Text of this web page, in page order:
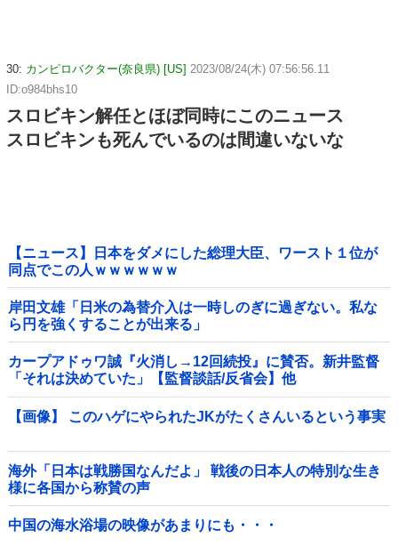
30: カンピロバクター(奈良県) [US] 2023/08/24(木) 07:56:56.11
ID:o984bhs10
スロビキン解任とほぼ同時にこのニュース
スロビキンも死んでいるのは間違いないな
【ニュース】日本をダメにした総理大臣、ワースト１位が
同点でこの人ｗｗｗｗｗｗ
岸田文雄「日米の為替介入は一時しのぎに過ぎない。私な
ら円を強くすることが出来る」
カープアドゥワ誠『火消し→12回続投』に賛否。新井監督
「それは決めていた」【監督談話/反省会】他
【画像】 このハゲにやられたJKがたくさんいるという事実
海外「日本は戦勝国なんだよ」 戦後の日本人の特別な生き
様に各国から称賛の声
中国の海水浴場の映像があまりにも・・・